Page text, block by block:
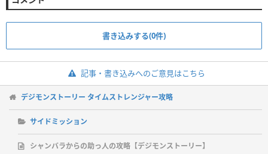
書き込みする(0件)
記事・書き込みへのご意見はこちら
デジモンストーリー タイムストレンジャー攻略
サイドミッション
シャンバラからの助っ人の攻略【デジモンストーリー】